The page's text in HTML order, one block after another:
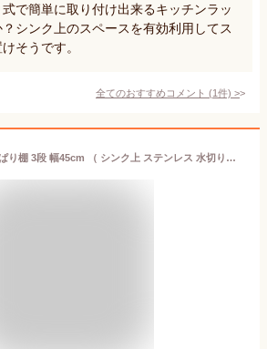
で簡単に取り付け出来るキッチンラッ
シンク上のスペースを有効利用してス
そうです。
全てのおすすめコメント (1件) >
収納ラック つっぱり棚 3段 幅45cm （ シンク上 ステンレス 水切りラック 伸縮 シンク つっぱりラック キッチン 収納 突っ張り 水切り 水切り棚 突っ張り棚 突っ張りラック キッチンラック シンクサイド キッチン収納 組立式 収納棚 ）